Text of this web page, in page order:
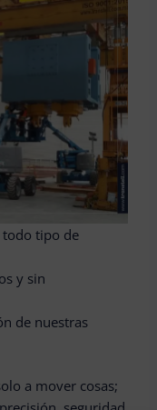
todo tipo de
y sin
de nuestras
a mover cosas;